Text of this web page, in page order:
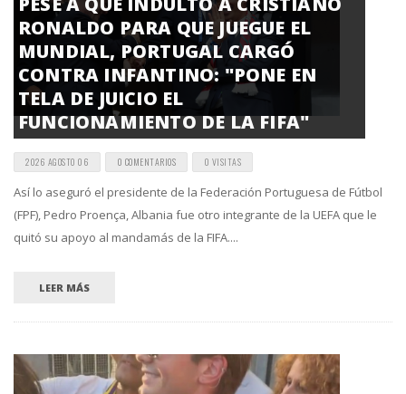
RONALDO PARA QUE JUEGUE EL
MUNDIAL, PORTUGAL CARGÓ
CONTRA INFANTINO: "PONE EN
TELA DE JUICIO EL
FUNCIONAMIENTO DE LA FIFA"
2026 AGOSTO 06 0 COMENTARIOS 0 VISITAS
Así lo aseguró el presidente de la Federación Portuguesa de Fútbol
(FPF), Pedro Proença, Albania fue otro integrante de la UEFA que le
quitó su apoyo al mandamás de la FIFA....
LEER MÁS